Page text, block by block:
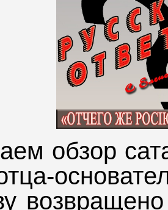
обзор